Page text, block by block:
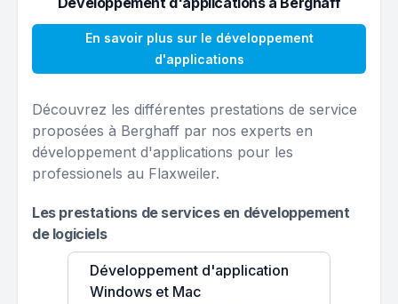
En savoir plus sur le développement
d'applications
Découvrez les différentes prestations de service
proposées à Berghaff par nos experts en
développement d'applications pour les
professionels au Flaxweiler.
Les prestations de services en développement
de logiciels
Développement d'application
Windows et Mac